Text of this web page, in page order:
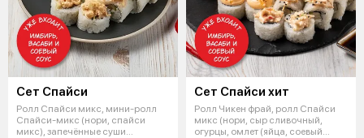
Сет Спайси
Ролл Спайси микс, мини-ролл
Спайси-микс (нори, спайси
микс), запечённые суши
Сет Спайси хит
Ролл Чикен фрай, ролл Спайси
микс (нори, сыр сливочный,
огурцы, омлет (яйца, соевый